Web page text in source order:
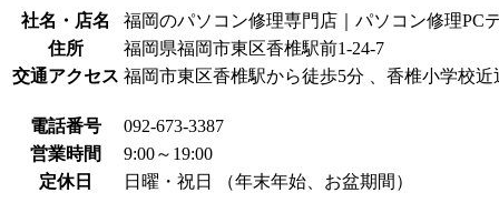
社名・店名
福岡のパソコン修理専門店｜パソコン修理PC
住所
福岡県福岡市東区香椎駅前1-24-7
交通アクセス 福岡市東区香椎駅から徒歩5分 、香椎小学校近
電話番号
092-673-3387
営業時間
9:00～19:00
定休日
日曜・祝日 （年末年始、お盆期間）